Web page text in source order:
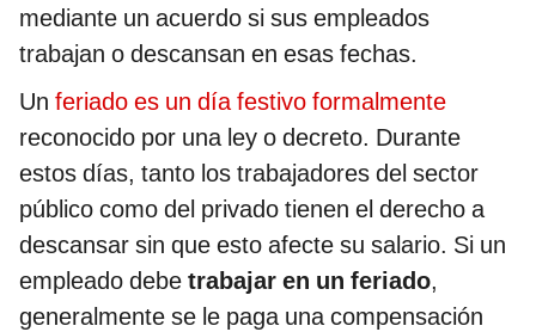
mediante un acuerdo si sus empleados
trabajan o descansan en esas fechas.
Un feriado es un día festivo formalmente
reconocido por una ley o decreto. Durante
estos días, tanto los trabajadores del sector
público como del privado tienen el derecho a
descansar sin que esto afecte su salario. Si un
empleado debe trabajar en un feriado,
generalmente se le paga una compensación